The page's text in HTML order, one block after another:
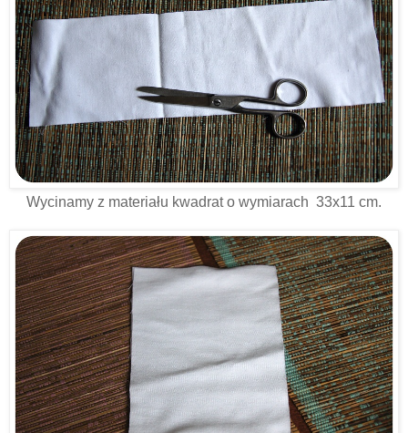
Wycinamy z materiału kwadrat o wymiarach 33x11 cm.